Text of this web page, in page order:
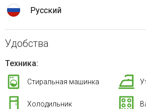
Русский
Удобства
Техника:
Стиральная машинка
Холодильник